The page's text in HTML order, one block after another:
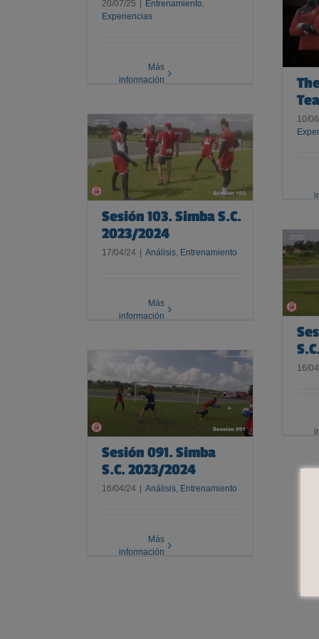
20/07/25 Entrenamiento,
Experiencias
Más
información
10/
Sesión 103. Simba S.C.
2023/2024
17/04/24 Análisis, Entrenamiento
Más
información
16/
Sesión 091. Simba
S.C. 2023/2024
16/04/24 Análisis, Entrenamiento
Más
información